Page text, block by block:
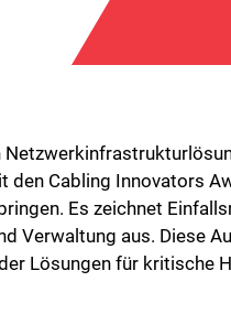
den Cabling Innovators
Es zeichnet
Verwaltung aus. Diese
Lösungen für kritische